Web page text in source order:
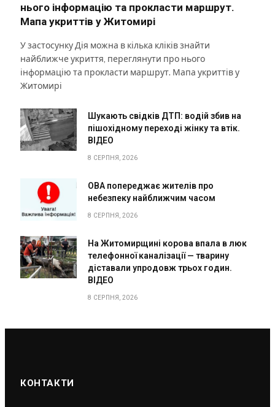
нього інформацію та прокласти маршрут.
Мапа укриттів у Житомирі
У застосунку Дія можна в кілька кліків знайти
найближче укриття, переглянути про нього
інформацію та прокласти маршрут. Мапа укриттів у
Житомирі
Шукають свідків ДТП: водій збив на
пішохідному переході жінку та втік.
ВІДЕО
8 СЕРПНЯ, 2026
ОВА попереджає жителів про
небезпеку найближчим часом
8 СЕРПНЯ, 2026
На Житомирщині корова впала в люк
телефонної каналізації — тварину
діставали упродовж трьох годин.
ВІДЕО
8 СЕРПНЯ, 2026
КОНТАКТИ